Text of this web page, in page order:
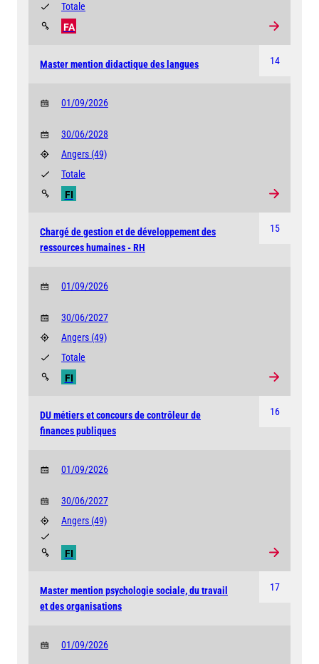
FA
Totale
14
Master mention didactique des langues
01/09/2026
30/06/2028
Angers (49)
FI
Totale
15
Chargé de gestion et de développement des
ressources humaines - RH
01/09/2026
30/06/2027
Angers (49)
FI
Totale
16
DU métiers et concours de contrôleur de
finances publiques
01/09/2026
30/06/2027
Angers (49)
FI
17
Master mention psychologie sociale, du travail
et des organisations
01/09/2026